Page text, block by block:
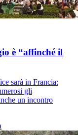
è “affinché il
sarà in Francia:
gli
un incontro